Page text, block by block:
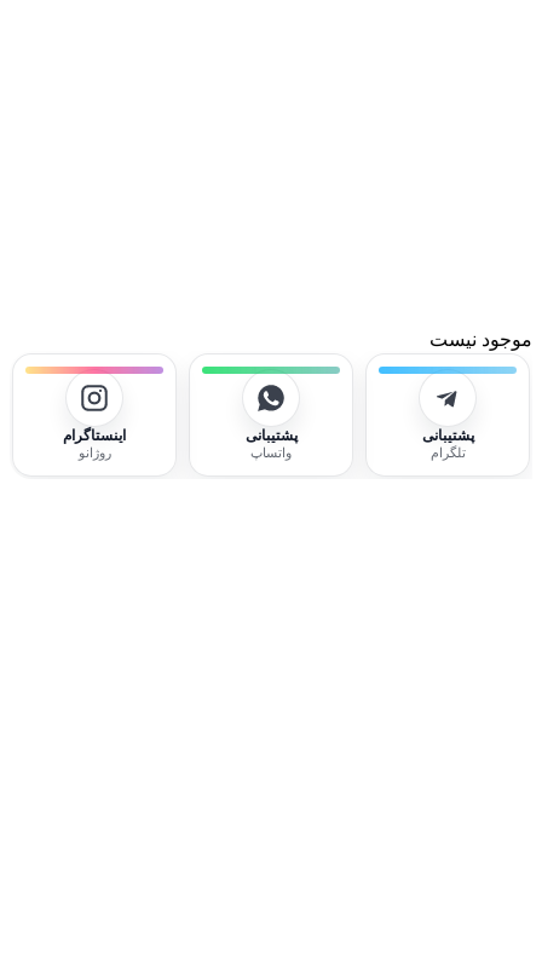
موجود نیست
پشتیبانی
تلگرام
پشتیبانی
واتساپ
اینستاگرام
روژانو